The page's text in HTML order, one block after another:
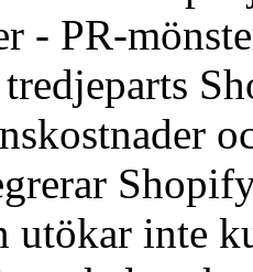
- PR-
utökar inte